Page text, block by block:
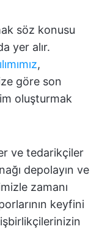
söz konusu
yer alır.
,
göre son
oluşturmak
ve tedarikçiler
depolayın ve
zamanı
keyfini